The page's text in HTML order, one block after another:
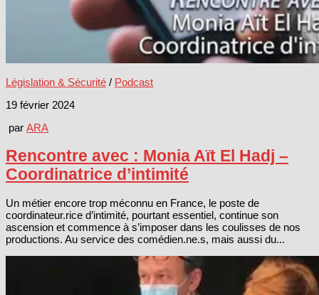
Législation & Sécurité / Podcast
19 février 2024
par ARA
Rencontre avec : Monia Aït El Hadj –
Coordinatrice d’intimité
Un métier encore trop méconnu en France, le poste de
coordinateur.rice d’intimité, pourtant essentiel, continue son
ascension et commence à s’imposer dans les coulisses de nos
productions. Au service des comédien.ne.s, mais aussi du...